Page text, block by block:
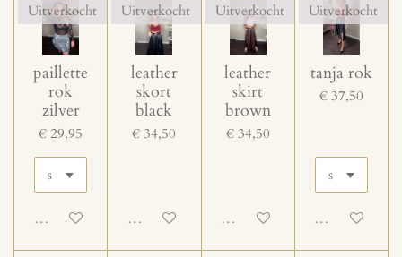
Uitverkocht
paillette
rok
zilver
€ 29,95
Uitgeschakeld
Uitverkocht
leather
skort
black
€ 34,50
Uitgeschakeld
Uitverkocht
leather
skirt
brown
€ 34,50
Uitgeschakeld
Uitverkocht
tanja rok
€ 37,50
Uitgeschakeld